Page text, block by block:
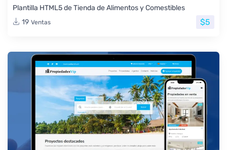
Plantilla HTML5 de Tienda de Alimentos y Comestibles
19 Ventas $5